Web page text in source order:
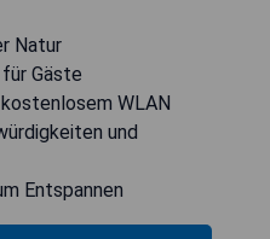
Natur
Gäste
WLAN
und
Entspannen